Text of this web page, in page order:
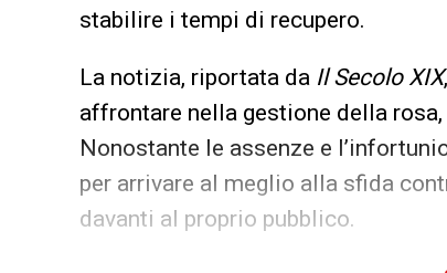
stabilire i tempi di recupero.
La notizia, riportata da Il Secolo XIX
affrontare nella gestione della
Nonostante le assenze e
per arrivare al meglio alla sfida
davanti al proprio pubblico.